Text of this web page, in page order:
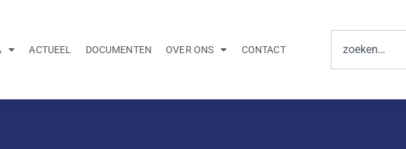
ACTUEEL DOCUMENTEN OVER ONS CONTACT